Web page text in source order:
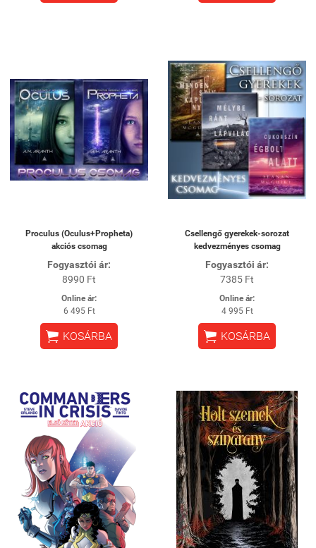
Proculus (Oculus+Propheta)
akciós csomag
Fogyasztói ár:
8990 Ft
Online ár:
6 495 Ft
 KOSÁRBA
Csellengő gyerekek-sorozat
kedvezményes csomag
Fogyasztói ár:
7385 Ft
Online ár:
4 995 Ft
 KOSÁRBA